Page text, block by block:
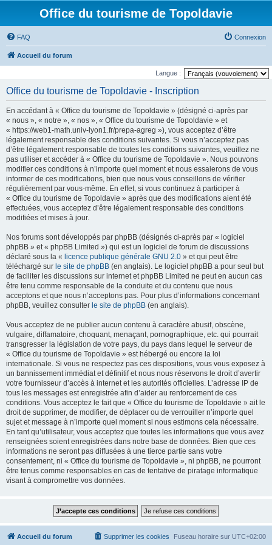
Office du tourisme de Topoldavie
FAQ Connexion
Accueil du forum
Langue :
Office du tourisme de Topoldavie - Inscription
En accédant à « Office du tourisme de Topoldavie » (désigné ci-après par
« nous », « notre », « nos », « Office du tourisme de Topoldavie » et
« https://web1-math.univ-lyon1.fr/prepa-agreg »), vous acceptez d’être
légalement responsable des conditions suivantes. Si vous n’acceptez pas
d’être légalement responsable de toutes les conditions suivantes, veuillez ne
pas utiliser et accéder à « Office du tourisme de Topoldavie ». Nous pouvons
modifier ces conditions à n’importe quel moment et nous essaierons de vous
informer de ces modifications, bien que nous vous conseillons de vérifier
régulièrement par vous-même. En effet, si vous continuez à participer à
« Office du tourisme de Topoldavie » après que des modifications aient été
effectuées, vous acceptez d’être légalement responsable des conditions
modifiées et mises à jour.
Nos forums sont développés par phpBB (désignés ci-après par « logiciel
phpBB » et « phpBB Limited ») qui est un logiciel de forum de discussions
déclaré sous la « licence publique générale GNU 2.0 » et qui peut être
téléchargé sur le site de phpBB (en anglais). Le logiciel phpBB a pour seul but
de faciliter les discussions sur internet et phpBB Limited ne peut en aucun cas
être tenu comme responsable de la conduite et du contenu que nous
acceptons et que nous n’acceptons pas. Pour plus d’informations concernant
phpBB, veuillez consulter le site de phpBB (en anglais).
Vous acceptez de ne publier aucun contenu à caractère abusif, obscène,
vulgaire, diffamatoire, choquant, menaçant, pornographique, etc. qui pourrait
transgresser la législation de votre pays, du pays dans lequel le serveur de
« Office du tourisme de Topoldavie » est hébergé ou encore la loi
internationale. Si vous ne respectez pas ces dispositions, vous vous exposez à
un bannissement immédiat et définitif et nous nous réservons le droit d’avertir
votre fournisseur d’accès à internet et les autorités officielles. L’adresse IP de
tous les messages est enregistrée afin d’aider au renforcement de ces
conditions. Vous acceptez le fait que « Office du tourisme de Topoldavie » ait le
droit de supprimer, de modifier, de déplacer ou de verrouiller n’importe quel
sujet et message à n’importe quel moment si nous estimons cela nécessaire.
En tant qu’utilisateur, vous acceptez que toutes les informations que vous avez
renseignées soient enregistrées dans notre base de données. Bien que ces
informations ne seront pas diffusées à une tierce partie sans votre
consentement, ni « Office du tourisme de Topoldavie », ni phpBB, ne pourront
être tenus comme responsables en cas de tentative de piratage informatique
visant à compromettre vos données.
Accueil du forum Fuseau horaire sur UTC+02:00
Supprimer les cookies